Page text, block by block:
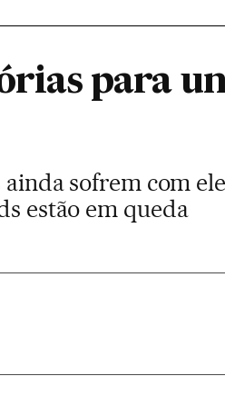
para
ainda sofrem com
estão em queda